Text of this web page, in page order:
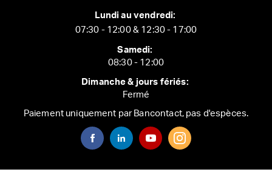
Lundi au vendredi:
07:30 - 12:00 & 12:30 - 17:00
Samedi:
08:30 - 12:00
Dimanche & jours fériés:
Fermé
Paiement uniquement par Bancontact, pas d'espèces.